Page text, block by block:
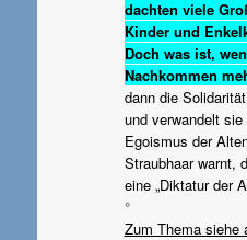
dachten viele
Kinder und
Doch was ist,
Nachkommen
dann die
und verwandelt
Egoismus der
Straubhaar warnt,
eine „Diktatur der
°
Zum Thema siehe